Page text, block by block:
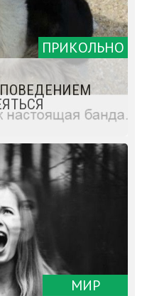
ПРИКОЛЬНО
МИР